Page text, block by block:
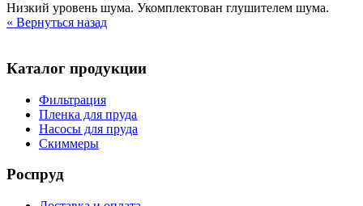
Низкий уровень шума. Укомплектован глушителем шума.
« Вернуться назад
Каталог продукции
Фильтрация
Пленка для пруда
Насосы для пруда
Скиммеры
Роспруд